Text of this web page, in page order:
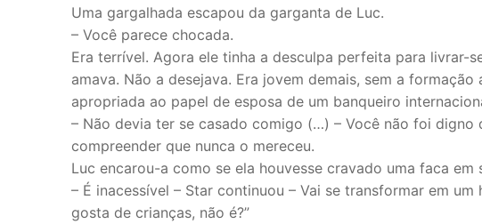
Uma gargalhada escapou da garganta de Luc.
– Você parece chocada.
Era terrível. Agora ele tinha a desculpa perfeita para livrar-
amava. Não a desejava. Era jovem demais, sem a
apropriada ao papel de esposa de um banqueiro
– Não devia ter se casado comigo (…) – Você não foi digno
compreender que nunca o mereceu.
Luc encarou-a como se ela houvesse cravado uma faca em
– É inacessível – Star continuou – Vai se transformar em
gosta de crianças, não é?”